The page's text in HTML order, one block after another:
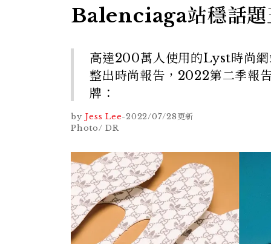
Balenciaga站穩話
高達200萬人使用的Lyst時尚網
整出時尚報告，2022第二季報
牌：
by Jess Lee-2022/07/28更新
Photo/ DR